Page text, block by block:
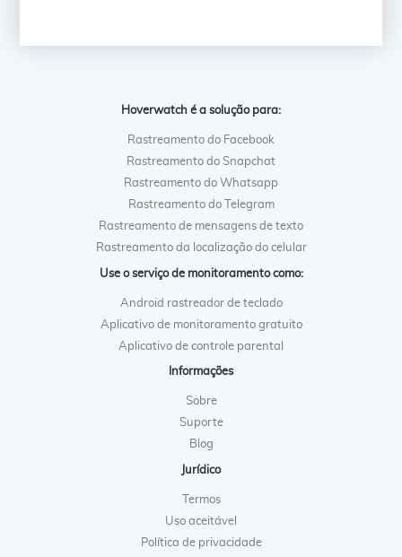
Hoverwatch é a solução para:
Rastreamento do Facebook
Rastreamento do Snapchat
Rastreamento do Whatsapp
Rastreamento do Telegram
Rastreamento de mensagens de texto
Rastreamento da localização do celular
Use o serviço de monitoramento como:
Android rastreador de teclado
Aplicativo de monitoramento gratuito
Aplicativo de controle parental
Informações
Sobre
Suporte
Blog
Jurídico
Termos
Uso aceitável
Política de privacidade